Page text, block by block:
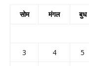
सोम मंगल बुध
3
4 5